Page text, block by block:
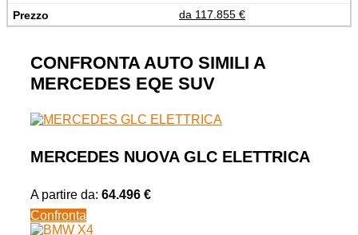
da 117.855 €
CONFRONTA AUTO SIMILI A
MERCEDES EQE SUV
MERCEDES NUOVA GLC ELETTRICA
A partire da: 64.496 €
Confronta